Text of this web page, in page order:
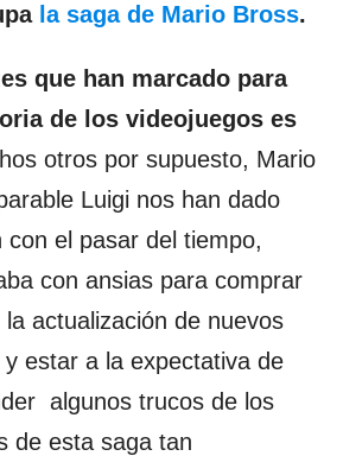
la saga de Mario Bross.
que han marcado para
de los videojuegos es
otros por supuesto, Mario
Luigi nos han dado
con el pasar del tiempo,
con ansias para comprar
la actualización de nuevos
estar a la expectativa de
algunos trucos de los
de esta saga tan